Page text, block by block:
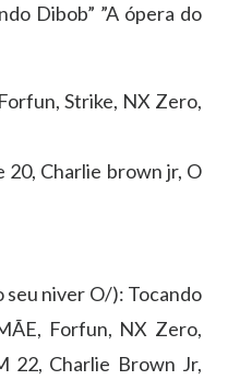
Dibob” ”A ópera do
Strike, NX Zero,
20, Charlie brown jr, O
seu niver O/): Tocando
Forfun, NX Zero,
22, Charlie Brown Jr,